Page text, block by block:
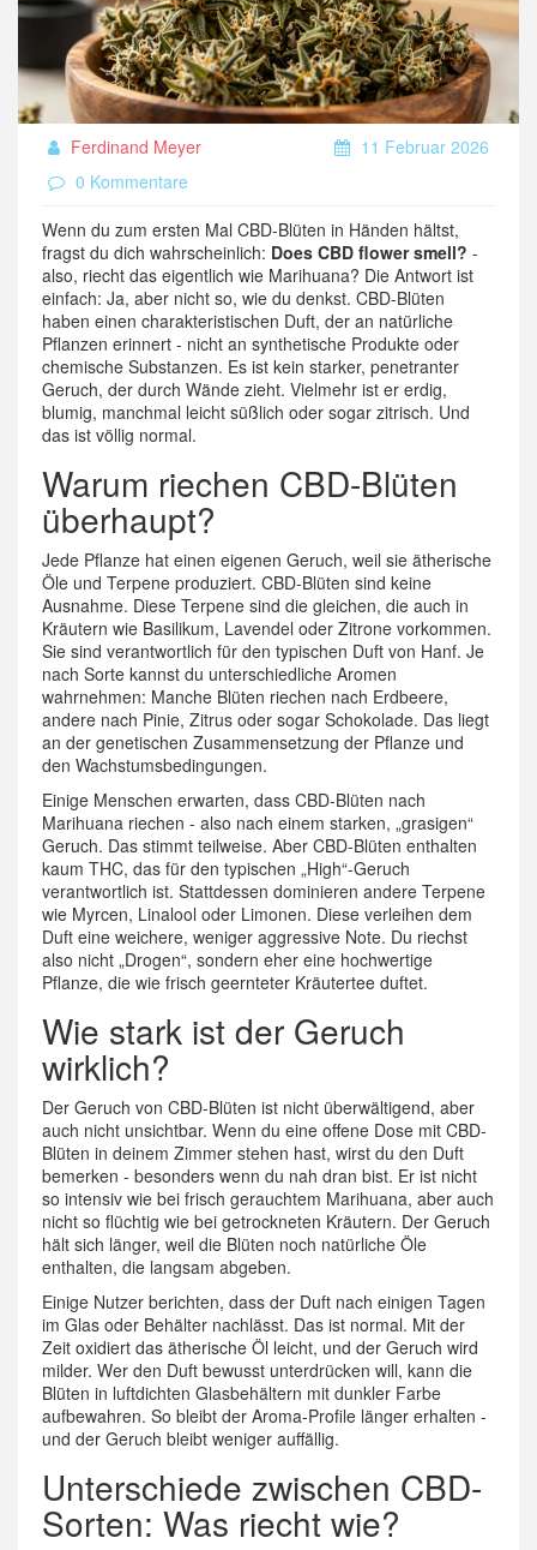
Ferdinand Meyer
11 Februar 2026
0 Kommentare
Wenn du zum ersten Mal CBD-Blüten in Händen hältst,
fragst du dich wahrscheinlich: Does CBD flower smell? -
also, riecht das eigentlich wie Marihuana? Die Antwort ist
einfach: Ja, aber nicht so, wie du denkst. CBD-Blüten
haben einen charakteristischen Duft, der an natürliche
Pflanzen erinnert - nicht an synthetische Produkte oder
chemische Substanzen. Es ist kein starker, penetranter
Geruch, der durch Wände zieht. Vielmehr ist er erdig,
blumig, manchmal leicht süßlich oder sogar zitrisch. Und
das ist völlig normal.
Warum riechen CBD-Blüten
überhaupt?
Jede Pflanze hat einen eigenen Geruch, weil sie ätherische
Öle und Terpene produziert. CBD-Blüten sind keine
Ausnahme. Diese Terpene sind die gleichen, die auch in
Kräutern wie Basilikum, Lavendel oder Zitrone vorkommen.
Sie sind verantwortlich für den typischen Duft von Hanf. Je
nach Sorte kannst du unterschiedliche Aromen
wahrnehmen: Manche Blüten riechen nach Erdbeere,
andere nach Pinie, Zitrus oder sogar Schokolade. Das liegt
an der genetischen Zusammensetzung der Pflanze und
den Wachstumsbedingungen.
Einige Menschen erwarten, dass CBD-Blüten nach
Marihuana riechen - also nach einem starken, „grasigen“
Geruch. Das stimmt teilweise. Aber CBD-Blüten enthalten
kaum THC, das für den typischen „High“-Geruch
verantwortlich ist. Stattdessen dominieren andere Terpene
wie Myrcen, Linalool oder Limonen. Diese verleihen dem
Duft eine weichere, weniger aggressive Note. Du riechst
also nicht „Drogen“, sondern eher eine hochwertige
Pflanze, die wie frisch geernteter Kräutertee duftet.
Wie stark ist der Geruch
wirklich?
Der Geruch von CBD-Blüten ist nicht überwältigend, aber
auch nicht unsichtbar. Wenn du eine offene Dose mit CBD-
Blüten in deinem Zimmer stehen hast, wirst du den Duft
bemerken - besonders wenn du nah dran bist. Er ist nicht
so intensiv wie bei frisch gerauchtem Marihuana, aber auch
nicht so flüchtig wie bei getrockneten Kräutern. Der Geruch
hält sich länger, weil die Blüten noch natürliche Öle
enthalten, die langsam abgeben.
Einige Nutzer berichten, dass der Duft nach einigen Tagen
im Glas oder Behälter nachlässt. Das ist normal. Mit der
Zeit oxidiert das ätherische Öl leicht, und der Geruch wird
milder. Wer den Duft bewusst unterdrücken will, kann die
Blüten in luftdichten Glasbehältern mit dunkler Farbe
aufbewahren. So bleibt der Aroma-Profile länger erhalten -
und der Geruch bleibt weniger auffällig.
Unterschiede zwischen CBD-
Sorten: Was riecht wie?